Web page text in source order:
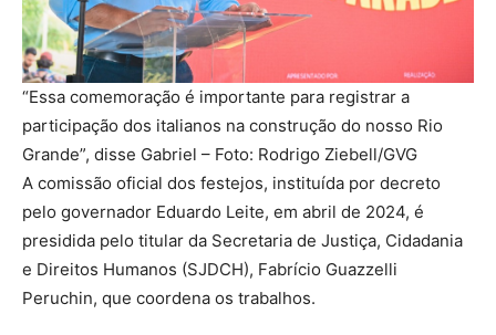
“Essa comemoração é importante para registrar a
participação dos italianos na construção do nosso Rio
Grande”, disse Gabriel – Foto: Rodrigo Ziebell/GVG
A comissão oficial dos festejos, instituída por decreto
pelo governador Eduardo Leite, em abril de 2024, é
presidida pelo titular da Secretaria de Justiça, Cidadania
e Direitos Humanos (SJDCH), Fabrício Guazzelli
Peruchin, que coordena os trabalhos.